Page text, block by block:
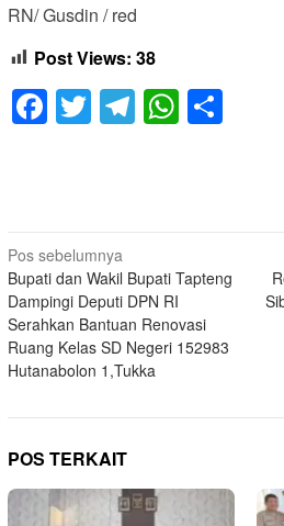
RN/ Gusdin / red
Post Views: 38
Facebook
TwitterTelegram
Navigasi
pos
Pos sebelumnya
Bupati dan Wakil Bupati Tapteng
Dampingi Deputi DPN RI
Serahkan Bantuan Renovasi
Ruang Kelas SD Negeri 152983
Hutanabolon 1,Tukka
POS TERKAIT